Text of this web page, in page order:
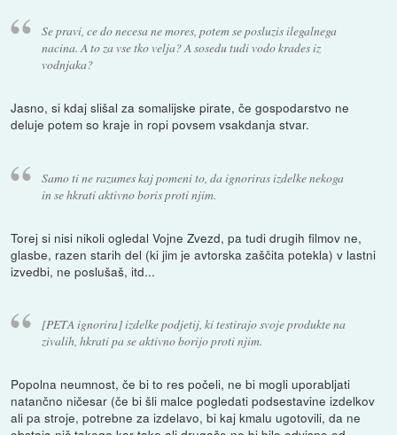
Se pravi, ce do necesa ne mores, potem se posluzis ilegalnega
nacina. A to za vse tko velja? A sosedu tudi vodo krades iz
vodnjaka?
Jasno, si kdaj slišal za somalijske pirate, če gospodarstvo ne
deluje potem so kraje in ropi povsem vsakdanja stvar.
Samo ti ne razumes kaj pomeni to, da ignoriras izdelke nekoga
in se hkrati aktivno boris proti njim.
Torej si nisi nikoli ogledal Vojne Zvezd, pa tudi drugih filmov ne,
glasbe, razen starih del (ki jim je avtorska zaščita potekla) v lastni
izvedbi, ne poslušaš, itd...
[PETA ignorira] izdelke podjetij, ki testirajo svoje produkte na
zivalih, hkrati pa se aktivno borijo proti njim.
Popolna neumnost, če bi to res počeli, ne bi mogli uporabljati
natančno ničesar (če bi šli malce pogledati podsestavine izdelkov
ali pa stroje, potrebne za izdelavo, bi kaj kmalu ugotovili, da ne